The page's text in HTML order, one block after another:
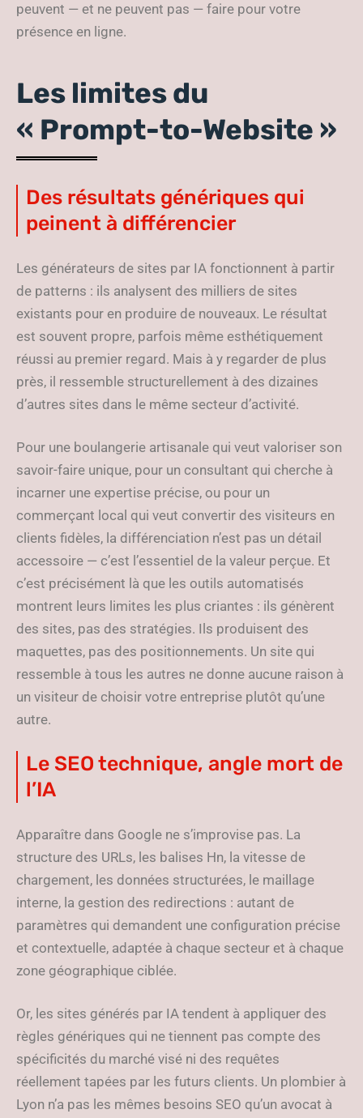
peuvent — et ne peuvent pas — faire pour votre
présence en ligne.
Les limites du
« Prompt-to-Website »
Des résultats génériques qui
peinent à différencier
Les générateurs de sites par IA fonctionnent à partir
de patterns : ils analysent des milliers de sites
existants pour en produire de nouveaux. Le résultat
est souvent propre, parfois même esthétiquement
réussi au premier regard. Mais à y regarder de plus
près, il ressemble structurellement à des dizaines
d’autres sites dans le même secteur d’activité.
Pour une boulangerie artisanale qui veut valoriser son
savoir-faire unique, pour un consultant qui cherche à
incarner une expertise précise, ou pour un
commerçant local qui veut convertir des visiteurs en
clients fidèles, la différenciation n’est pas un détail
accessoire — c’est l’essentiel de la valeur perçue. Et
c’est précisément là que les outils automatisés
montrent leurs limites les plus criantes : ils génèrent
des sites, pas des stratégies. Ils produisent des
maquettes, pas des positionnements. Un site qui
ressemble à tous les autres ne donne aucune raison à
un visiteur de choisir votre entreprise plutôt qu’une
autre.
Le SEO technique, angle mort de
l’IA
Apparaître dans Google ne s’improvise pas. La
structure des URLs, les balises Hn, la vitesse de
chargement, les données structurées, le maillage
interne, la gestion des redirections : autant de
paramètres qui demandent une configuration précise
et contextuelle, adaptée à chaque secteur et à chaque
zone géographique ciblée.
Or, les sites générés par IA tendent à appliquer des
règles génériques qui ne tiennent pas compte des
spécificités du marché visé ni des requêtes
réellement tapées par les futurs clients. Un plombier à
Lyon n’a pas les mêmes besoins SEO qu’un avocat à